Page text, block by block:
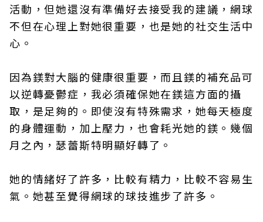
活動，但她還沒有準備好去接受我的建議，網球
不但在心理上對她很重要，也是她的社交生活中
心。
因為鎂對大腦的健康很重要，而且鎂的補充品可
以逆轉憂鬱症，我必須確保她在鎂這方面的攝
取，是足夠的。即使沒有特殊需求，她每天極度
的身體運動，加上壓力，也會耗光她的鎂。幾個
月之內，瑟蕾斯特明顯好轉了。
她的情緒好了許多，比較有精力，比較不容易生
氣。她甚至覺得網球的球技進步了許多。